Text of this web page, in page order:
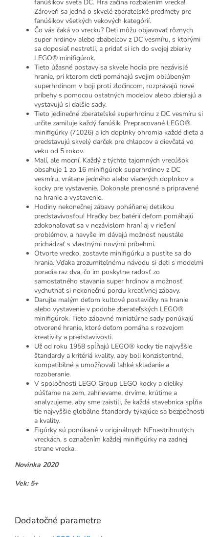
fanúšikov sveta DC. Hra začína rozbalením vrecka!
Zároveň sa jedná o skvelé zberateľské predmety pre
fanúšikov všetkých vekových kategórií.
Čo vás čaká vo vrecku? Deti môžu objavovať rôznych
super hrdinov alebo zbabelcov z DC vesmíru, s ktorými
sa doposiaľ nestretli, a pridať si ich do svojej zbierky
LEGO® minifigúrok.
Tieto úžasné postavy sa skvele hodia pre nezávislé
hranie, pri ktorom deti pomáhajú svojim obľúbeným
superhrdinom v boji proti zločincom, rozprávajú nové
príbehy s pomocou ostatných modelov alebo zbierajú a
vystavujú si ďalšie sady.
Tieto jedinečné zberateľské superhrdinu z DC vesmíru si
určite zamiluje každý fanúšik. Prepracované LEGO®
minifigúrky (71026) a ich doplnky ohromia každé dieťa a
predstavujú skvelý darček pre chlapcov a dievčatá vo
veku od 5 rokov.
Malí, ale mocní. Každý z týchto tajomných vrecúšok
obsahuje 1 zo 16 minifigúrok superhrdinov z DC
vesmíru, vrátane jedného alebo viacerých doplnkov a
kocky pre vystavenie. Dokonale prenosné a pripravené
na hranie a vystavenie.
Hodiny nekonečnej zábavy poháňanej detskou
predstavivosťou! Hračky bez batérií deťom pomáhajú
zdokonaľovať sa v nezávislom hraní aj v riešení
problémov, a navyše im dávajú možnosť neustále
prichádzať s vlastnými novými príbehmi.
Otvorte vrecko, zostavte minifigúrku a pustite sa do
hrania. Vďaka zrozumiteľnému návodu si deti s modelmi
poradia raz dva, čo im poskytne radosť zo
samostatného stavania super hrdinov a možnosť
vychutnať si nekonečnú porciu kreatívnej zábavy.
Darujte malým deťom kultové postavičky na hranie
alebo vystavenie v podobe zberateľských LEGO®
minifigúrok. Tieto zábavné miniatúrne sady ponúkajú
otvorené hranie, ktoré deťom pomáha s rozvojom
kreativity a predstavivosti.
Už od roku 1958 spĺňajú LEGO® kocky tie najvyššie
štandardy a kritériá kvality, aby boli konzistentné,
kompatibilné a umožňovali ľahké skladanie a
rozoberanie.
V spoločnosti LEGO Group LEGO kocky a dieliky
púšťame na zem, zahrievame, drvíme, krútime a
analyzujeme, aby sme zaistili, že každá stavebnica spĺňa
tie najvyššie globálne štandardy týkajúce sa bezpečnosti
a kvality.
Figúrky sú ponúkané v originálnych NEnastrihnutých
vreckách, s označením každej minifigúrky na zadnej
strane vrecka.
Novinka 2020
Vek: 5+
Dodatočné parametre